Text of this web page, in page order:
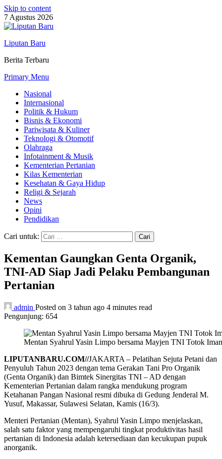
Skip to content
7 Agustus 2026
Liputan Baru
Berita Terbaru
Primary Menu
Nasional
Internasional
Politik & Hukum
Bisnis & Ekonomi
Pariwisata & Kuliner
Teknologi & Otomotif
Olahraga
Infotainment & Musik
Kementerian Pertanian
Kilas Kementerian
Kesehatan & Gaya Hidup
Religi & Sejarah
News
Opini
Pendidikan
Cari untuk:
Kementan Gaungkan Genta Organik,
TNI-AD Siap Jadi Pelaku Pembangunan
Pertanian
admin Posted on 3 tahun ago 4 minutes read
Pengunjung: 654
Mentan Syahrul Yasin Limpo bersama Mayjen TNI Totok
LIPUTANBARU.COM//JAKARTA – Pelatihan Sejuta Petani dan
Penyuluh Tahun 2023 dengan tema Gerakan Tani Pro Organik
(Genta Organik) dan Bimtek Sinergitas TNI – AD dengan
Kementerian Pertanian dalam rangka mendukung program
Ketahanan Pangan Nasional resmi dibuka di Gedung Jenderal M.
Yusuf, Makassar, Sulawesi Selatan, Kamis (16/3).
Menteri Pertanian (Mentan), Syahrul Yasin Limpo menjelaskan,
salah satu faktor yang mempengaruhi tingkat produktivitas hasil
pertanian di Indonesia adalah ketersediaan dan kecukupan pupuk
anorganik.